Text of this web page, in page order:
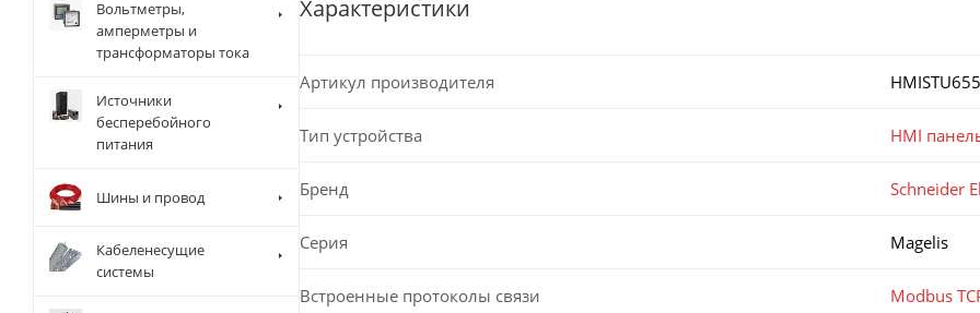
Характеристики
Артикул производителя HMISTU655
Тип устройства HMI
Бренд Schneider
Серия Magelis
Встроенные протоколы связи Modbus
Вольтметры,
амперметры и
трансформаторы тока
Источники
бесперебойного
питания
Шины и провод
Кабеленесущие
системы